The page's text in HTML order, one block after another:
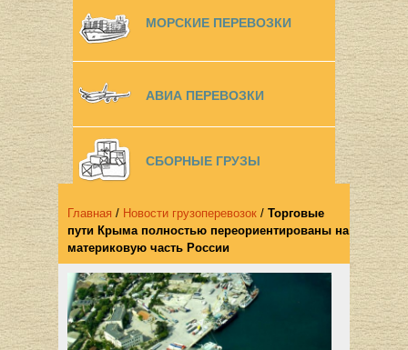
МОРСКИЕ ПЕРЕВОЗКИ
АВИА ПЕРЕВОЗКИ
СБОРНЫЕ ГРУЗЫ
Главная / Новости грузоперевозок / Торговые
пути Крыма полностью переориентированы на
материковую часть России